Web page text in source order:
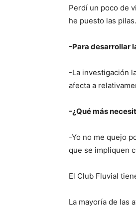
Perdí un poco de
he puesto las pilas.
-Para desarrollar
-La investigación
afecta a
-¿Qué más
-Yo no me quejo
que se impliquen
El Club Fluvial
La mayoría de las